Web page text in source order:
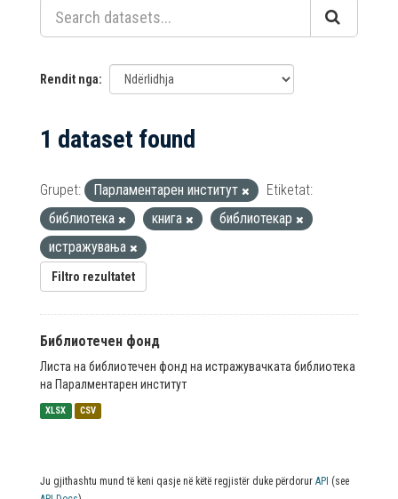
Rendit nga
1 dataset found
Grupet: Парламентарен институт
Etiketat:
библиотека
книга
библиотекар
истражувања
Filtro rezultatet
Библиотечен фонд
Листа на библиотечен фонд на истражувачката библиотека
на Паралментарен институт
XLSX CSV
Ju gjithashtu mund të keni qasje në këtë regjistër duke përdorur API (see